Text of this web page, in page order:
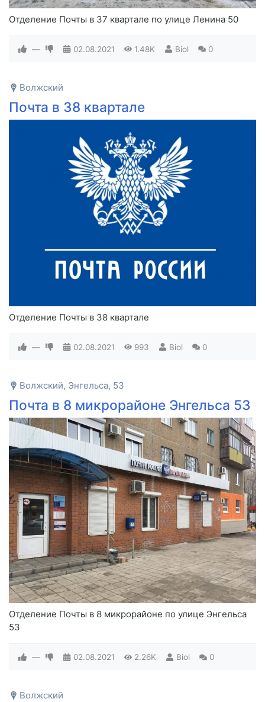
Отделение Почты в 37 квартале по улице Ленина 50
— 02.08.2021 1.48K Biol 0
Волжский
Почта в 38 квартале
Отделение Почты в 38 квартале
— 02.08.2021 993 Biol 0
Волжский, Энгельса, 53
Почта в 8 микрорайоне Энгельса 53
Отделение Почты в 8 микрорайоне по улице Энгельса
53
— 02.08.2021 2.26K Biol 0
Волжский